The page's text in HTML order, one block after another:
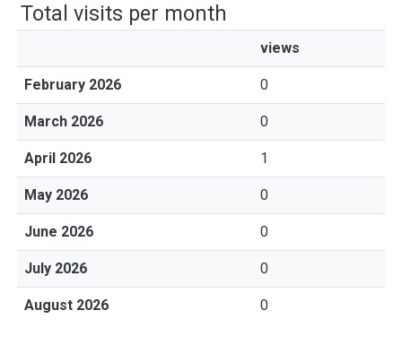
Total visits per month
views
February 2026 0
March 2026 0
April 2026 1
May 2026 0
June 2026 0
July 2026 0
August 2026 0